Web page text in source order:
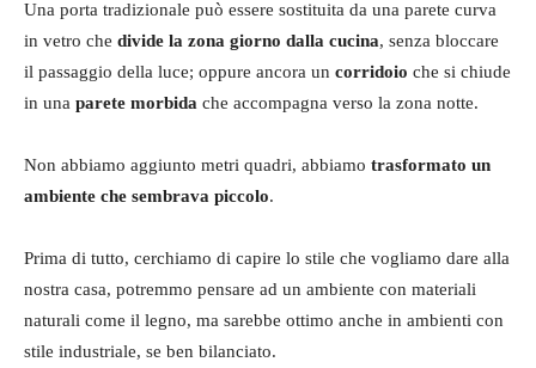
Una porta tradizionale può essere sostituita da una parete curva
in vetro che divide la zona giorno dalla cucina, senza bloccare
il passaggio della luce; oppure ancora un corridoio che si chiude
in una parete morbida che accompagna verso la zona notte.
Non abbiamo aggiunto metri quadri, abbiamo trasformato un
ambiente che sembrava piccolo.
Prima di tutto, cerchiamo di capire lo stile che vogliamo dare alla
nostra casa, potremmo pensare ad un ambiente con materiali
naturali come il legno, ma sarebbe ottimo anche in ambienti con
stile industriale, se ben bilanciato.